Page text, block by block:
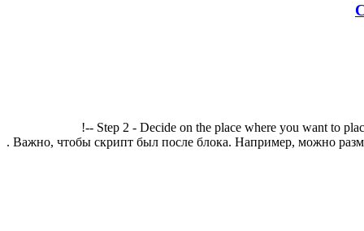
!-- Step 2 - Decide on the place where you want to
. Важно, чтобы скрипт был после блока. Например, можно